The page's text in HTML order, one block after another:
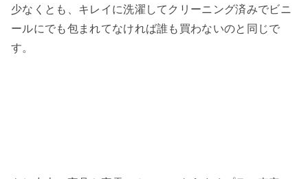
少なくとも、キレイに洗濯してクリーニング済みでビニ
ールにでも包まれてなければ誰も買わないのと同じで
す。